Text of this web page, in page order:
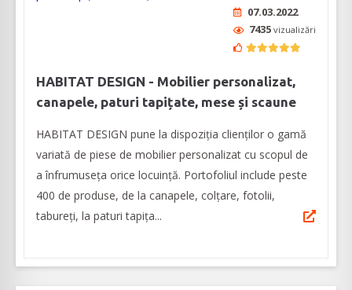
07.03.2022
7435 vizualizări
HABITAT DESIGN - Mobilier personalizat,
canapele, paturi tapițate, mese și scaune
HABITAT DESIGN pune la dispoziția clienților o gamă
variată de piese de mobilier personalizat cu scopul de
a înfrumuseța orice locuință. Portofoliul include peste
400 de produse, de la canapele, colțare, fotolii,
tabureți, la paturi tapița...